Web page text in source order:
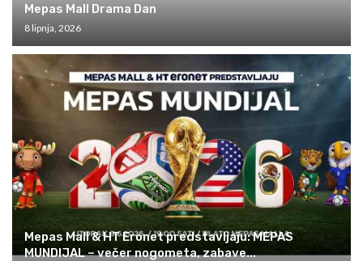
Mepas Mall Drama Dan
8 lipnja, 2026
Mepas Mall & HT Eronet predstavljaju: MEPAS
MUNDIJAL – večer nogometa, zabave...